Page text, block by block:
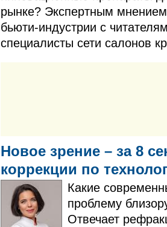
рынке? Экспертным
бьюти-индустрии с
специалисты сети салонов
Новое зрение – за 8
коррекции по
​​​​​​​Какие
проблему
Отвечает